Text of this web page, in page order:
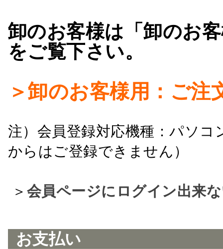
卸のお客様は「卸のお
をご覧下さい。
＞卸のお客様用：ご注
注）会員登録対応機種：パソ
からはご登録できません）
＞ 会員ページにログイン出来
お支払い